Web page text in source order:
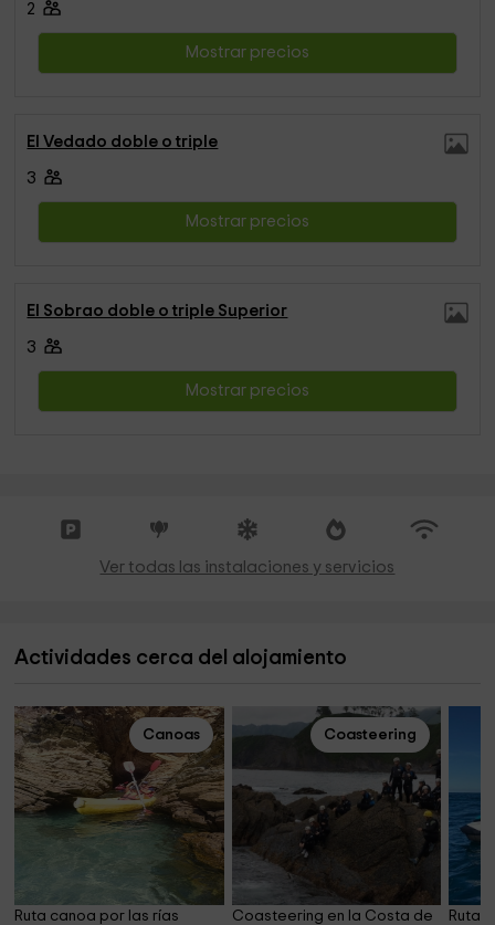
2
Mostrar precios
El Vedado doble o triple
3
Mostrar precios
El Sobrao doble o triple Superior
3
Mostrar precios
Ver todas las instalaciones y servicios
Actividades cerca del alojamiento
Canoas
Ruta canoa por las rías
Coasteering
Coasteering en la Costa de Ruta